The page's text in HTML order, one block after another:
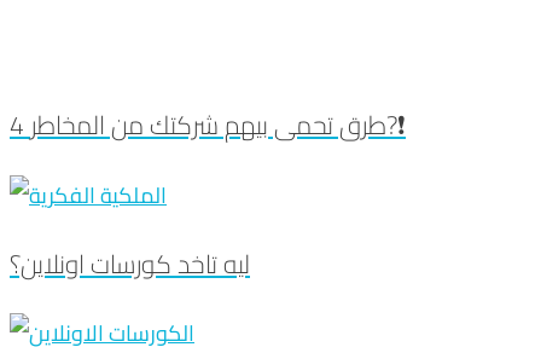
4 طرق تحمى بيهم شركتك من المخاطر?❗
ليه تاخد كورسات اونلاين؟